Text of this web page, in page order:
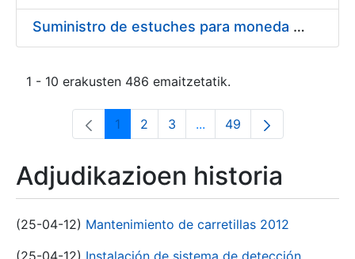
Suministro de estuches para moneda de 30 €
1 - 10 erakusten 486 emaitzetatik.
Orrialdea
1 Orrialdea
2 Orrialdea
3 ...Intermediate Pages Use
Orrialdea
49
Adjudikazioen historia
(25-04-12) Mantenimiento de carretillas 2012
(25-04-12) Instalación de sistema de detección